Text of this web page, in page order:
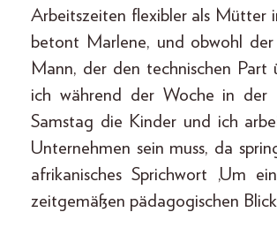
Arbeitszeiten flexibler als Mütter
betont Marlene, und obwohl
Mann, der den technischen Part
ich während der Woche in
Samstag die Kinder und ich
Unternehmen sein muss, da
afrikanisches Sprichwort ‚Um
zeitgemäßen pädagogischen